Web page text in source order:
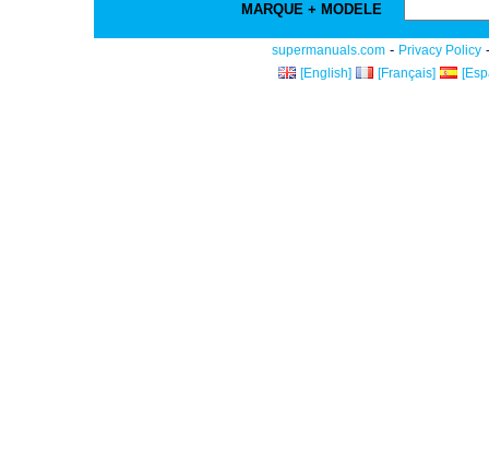
MARQUE + MODELE
supermanuals.com- Privacy Policy
[English] [Français]